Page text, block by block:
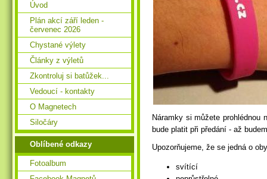
Náramky si můžete
bude platit při předání - až
Upozorňujeme, že se jedná o
svítící
Úvod
Plán akcí září leden -
červenec 2026
Chystané výlety
Články z výletů
Zkontroluj si batůžek...
Vedoucí - kontakty
O Magnetech
Siločáry
Oblíbené odkazy
Fotoalbum